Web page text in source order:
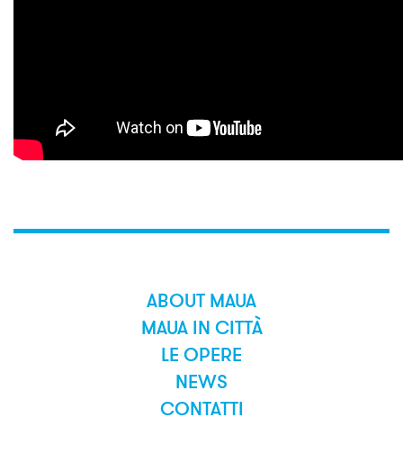
ABOUT MAUA
MAUA IN CITTÀ
LE OPERE
NEWS
CONTATTI